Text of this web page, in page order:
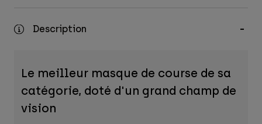
Tous les accessoires
Chapeaux et Casquettes
Voir tout
Description
Le meilleur masque de course de sa
catégorie, doté d'un grand champ de
vision